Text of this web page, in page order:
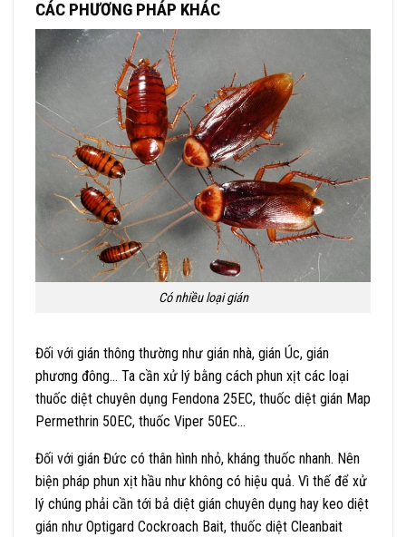
CÁC PHƯƠNG PHÁP KHÁC
Có nhiều loại gián
Đối với gián thông thường như gián nhà, gián Úc, gián
phương đông… Ta cần xử lý bằng cách phun xịt các loại
thuốc diệt chuyên dụng Fendona 25EC, thuốc diệt gián Map
Permethrin 50EC, thuốc Viper 50EC…
Đối với gián Đức có thân hình nhỏ, kháng thuốc nhanh. Nên
biện pháp phun xịt hầu như không có hiệu quả. Vì thế để xử
lý chúng phải cần tới bả diệt gián chuyên dụng hay keo diệt
gián như Optigard Cockroach Bait, thuốc diệt Cleanbait